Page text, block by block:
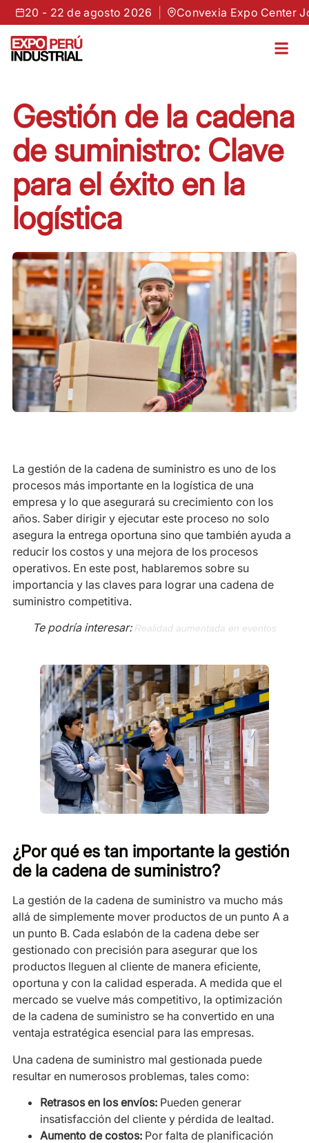
de agosto 2026 | Convexia Expo Center Jockey —
Gestión de la cadena
de suministro: Clave
para el éxito en la
logística
La gestión de la cadena de suministro es uno de los
procesos más importante en la logística de una
empresa y lo que asegurará su crecimiento con los
años. Saber dirigir y ejecutar este proceso no solo
asegura la entrega oportuna sino que también ayuda a
reducir los costos y una mejora de los procesos
operativos. En este post, hablaremos sobre su
importancia y las claves para lograr una cadena de
suministro competitiva.
Te podría interesar: Realidad aumentada en eventos
¿Por qué es tan importante la gestión
de la cadena de suministro?
La gestión de la cadena de suministro va mucho más
allá de simplemente mover productos de un punto A a
un punto B. Cada eslabón de la cadena debe ser
gestionado con precisión para asegurar que los
productos lleguen al cliente de manera eficiente,
oportuna y con la calidad esperada. A medida que el
mercado se vuelve más competitivo, la optimización
de la cadena de suministro se ha convertido en una
ventaja estratégica esencial para las empresas.
Una cadena de suministro mal gestionada puede
resultar en numerosos problemas, tales como:
Retrasos en los envíos: Pueden generar
insatisfacción del cliente y pérdida de lealtad.
Aumento de costos: Por falta de planificación